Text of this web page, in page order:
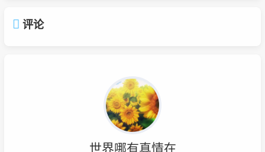
评论
世界哪有真情在